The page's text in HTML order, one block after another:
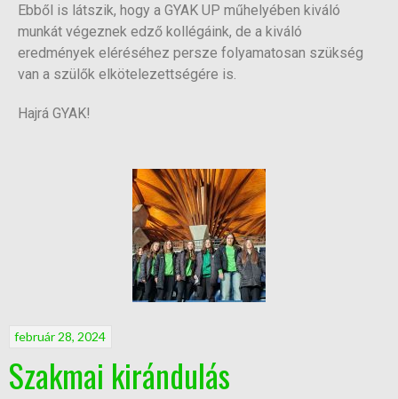
Ebből is látszik, hogy a GYAK UP műhelyében kiváló
munkát végeznek edző kollégáink, de a kiváló
eredmények eléréséhez persze folyamatosan szükség
van a szülők elkötelezettségére is.
Hajrá GYAK!
február 28, 2024
Szakmai kirándulás